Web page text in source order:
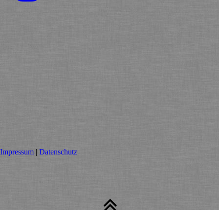
Impressum | Datenschutz